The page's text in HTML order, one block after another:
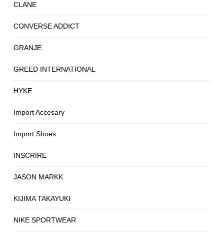
CLANE
CONVERSE ADDICT
GRANJE
GREED INTERNATIONAL
HYKE
Import Accesary
Import Shoes
INSCRIRE
JASON MARKK
KIJIMA TAKAYUKI
NIKE SPORTWEAR